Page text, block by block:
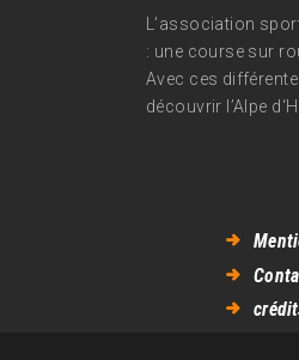
L’association
: une course sur
Avec ces
découvrir l’Alpe